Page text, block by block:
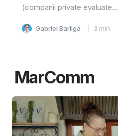
(companii private evaluate...
Gabriel Barliga 3 min
MarComm